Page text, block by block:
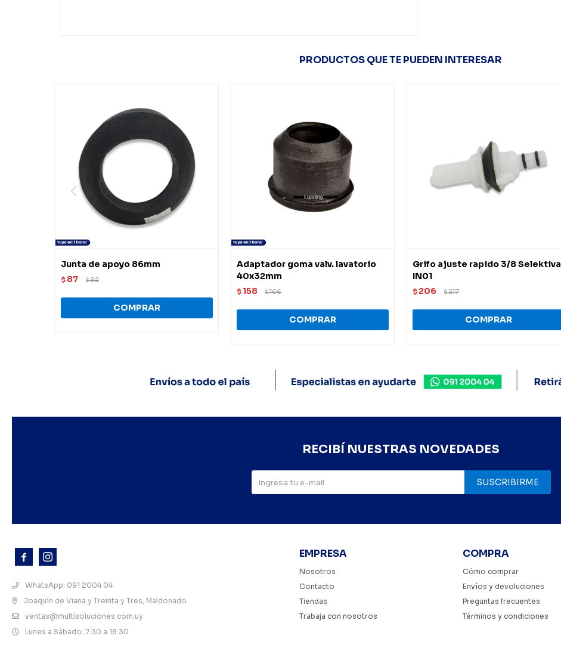
PRODUCTOS QUE TE PUEDEN INTERESAR
Junta de apoyo 86mm
$ 87 $92
Adaptador goma valv. lavatorio
40x32mm
$ 158 $166
Grifo ajuste rapido 3/8 Selektiva
IN01
$ 206 $217
 
WhatsApp: 091 2004 04
Joaquín de Viana y Treinta y Tres, Maldonado
ventas@multisoluciones.com.uy
Lunes a Sábado: 7:30 a 18:30
EMPRESA
Nosotros
Contacto
Tiendas
Trabaja con nosotros
COMPRA
Cómo comprar
Envíos y devoluciones
Preguntas frecuentes
Términos y condiciones
RECIBÍ NUESTRAS NOVEDADES
SUSCRIBIRME